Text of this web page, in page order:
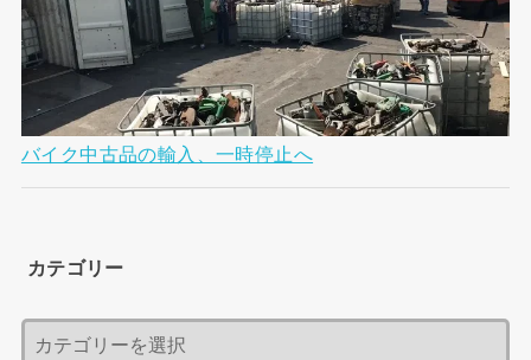
バイク中古品の輸入、一時停止へ
カテゴリー